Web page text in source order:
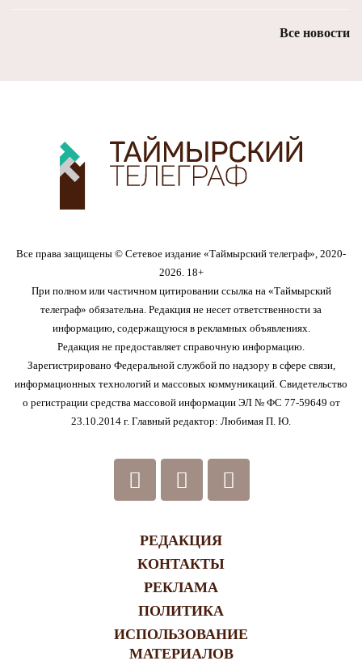
Все новости
Все права защищены © Сетевое издание «Таймырский телеграф», 2020-
2026. 18+
При полном или частичном цитировании ссылка на «Таймырский
телеграф» обязательна. Редакция не несет ответственности за
информацию, содержащуюся в рекламных объявлениях.
Редакция не предоставляет справочную информацию.
Зарегистрировано Федеральной службой по надзору в сфере связи,
информационных технологий и массовых коммуникаций. Свидетельство
о регистрации средства массовой информации ЭЛ № ФС 77-59649 от
23.10.2014 г. Главный редактор: Любимая П. Ю.
РЕДАКЦИЯ
КОНТАКТЫ
РЕКЛАМА
ПОЛИТИКА
ИСПОЛЬЗОВАНИЕ
МАТЕРИАЛОВ